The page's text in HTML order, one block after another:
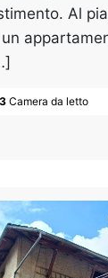
Al
3 Camera da letto